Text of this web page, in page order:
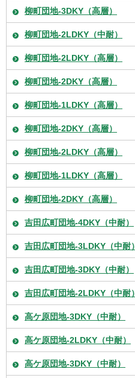
柳町団地-3DKY（高層）
柳町団地-2LDKY（中耐）
柳町団地-2LDKY（高層）
柳町団地-2DKY（高層）
柳町団地-1LDKY（高層）
柳町団地-2DKY（高層）
柳町団地-2LDKY（高層）
柳町団地-1LDKY（高層）
柳町団地-2DKY（高層）
吉田広町団地-4DKY（中耐）
吉田広町団地-3LDKY（中耐）
吉田広町団地-3DKY（中耐）
吉田広町団地-2LDKY（中耐）
高ケ原団地-3DKY（中耐）
高ケ原団地-2LDKY（中耐）
高ケ原団地-3DKY（中耐）